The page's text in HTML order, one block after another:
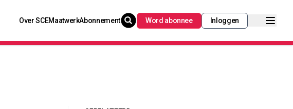
Over SCEMaatwerkAbonnement Word abonnee Inloggen